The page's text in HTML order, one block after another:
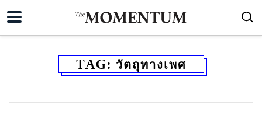
TAG: วัตถุทางเพศ